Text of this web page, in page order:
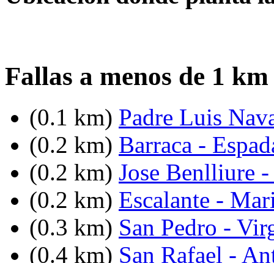
Fallas a menos de 1
(0.1 km) Padre Luis
(0.2 km) Barraca -
(0.2 km) Jose Benlliure
(0.2 km) Escalante -
(0.3 km) San Pedro -
(0.4 km) San Rafael -